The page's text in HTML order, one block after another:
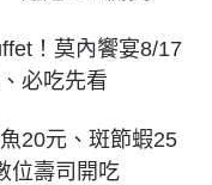
！莫內饗宴8/17
必吃先看
20元、斑節蝦25
位壽司開吃